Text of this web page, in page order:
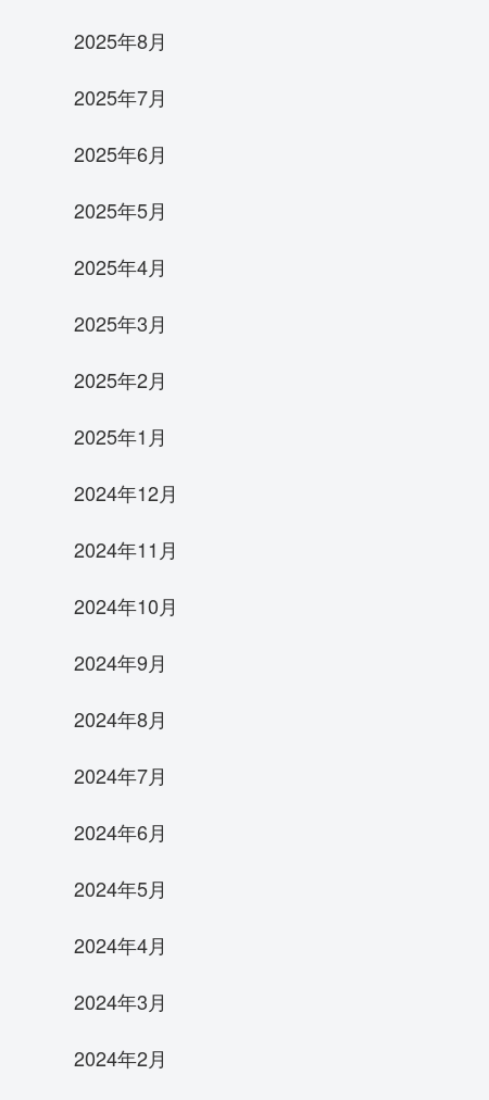
2025年8月
2025年7月
2025年6月
2025年5月
2025年4月
2025年3月
2025年2月
2025年1月
2024年12月
2024年11月
2024年10月
2024年9月
2024年8月
2024年7月
2024年6月
2024年5月
2024年4月
2024年3月
2024年2月